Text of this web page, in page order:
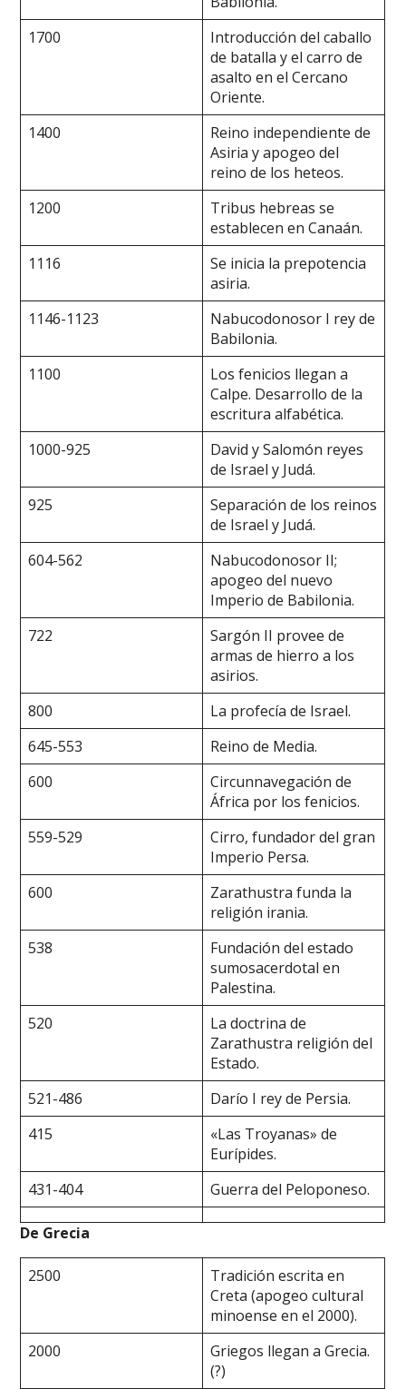
1700
Introducción del caballo
de batalla y el carro de
asalto en el Cercano
Oriente.
1400
Reino independiente de
Asiria y apogeo del
reino de los heteos.
1200
Tribus hebreas se
establecen en Canaán.
1116
Se inicia la prepotencia
asiria.
1146-1123
Nabucodonosor I rey de
Babilonia.
1100
Los fenicios llegan a
Calpe. Desarrollo de la
escritura alfabética.
1000-925
David y Salomón reyes
de Israel y Judá.
925
Separación de los reinos
de Israel y Judá.
604-562
Nabucodonosor II;
apogeo del nuevo
Imperio de Babilonia.
722
Sargón II provee de
armas de hierro a los
asirios.
800
La profecía de Israel.
645-553
Reino de Media.
600
Circunnavegación de
África por los fenicios.
559-529
Cirro, fundador del gran
Imperio Persa.
600
Zarathustra funda la
religión irania.
538
Fundación del estado
sumosacerdotal en
Palestina.
520
La doctrina de
Zarathustra religión del
Estado.
521-486
Darío I rey de Persia.
415
«Las Troyanas» de
Eurípides.
431-404
Guerra del Peloponeso.
De Grecia
2500
Tradición escrita en
Creta (apogeo cultural
minoense en el 2000).
2000
Griegos llegan a Grecia.
(?)